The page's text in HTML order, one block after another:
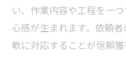
い、作業内容や工程を一
心感が生まれます。依頼
軟に対応することが信頼獲